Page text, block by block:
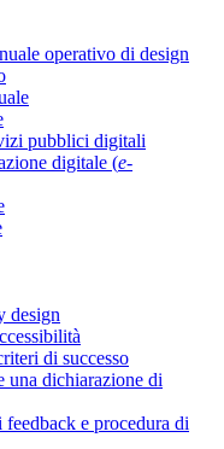
operativo di design
pubblici digitali
digitale (e-
design
di successo
una dichiarazione di
e procedura di